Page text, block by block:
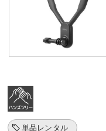
単品レンタル